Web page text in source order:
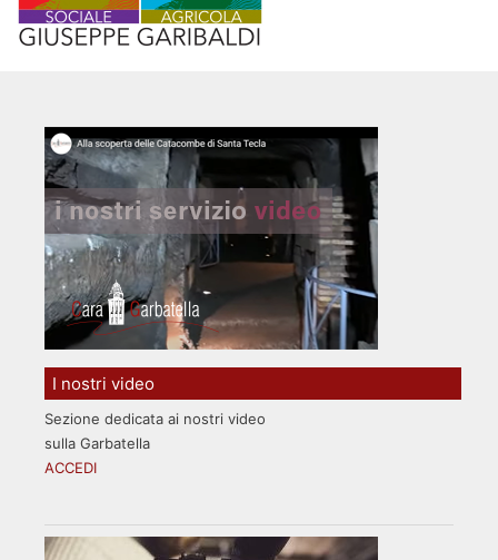
I nostri video
Sezione dedicata ai nostri video
sulla Garbatella
ACCEDI